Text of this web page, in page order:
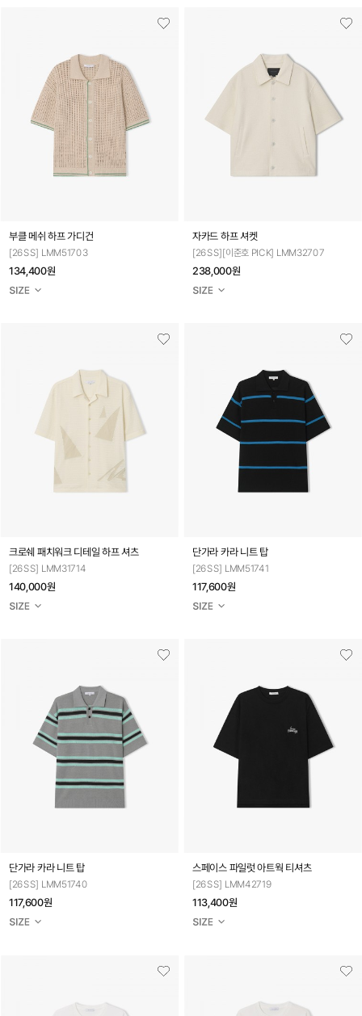
부클 메쉬 하프 가디건
[26SS] LMM51703
134,400원
자카드 하프 셔켓
[26SS][이준호 PICK] LMM32707
238,000원
크로쉐 패치워크 디테일 하프 셔츠
[26SS] LMM31714
140,000원
단가라 카라 니트 탑
[26SS] LMM51741
117,600원
단가라 카라 니트 탑
[26SS] LMM51740
117,600원
스페이스 파일럿 아트웍 티셔츠
[26SS] LMM42719
113,400원